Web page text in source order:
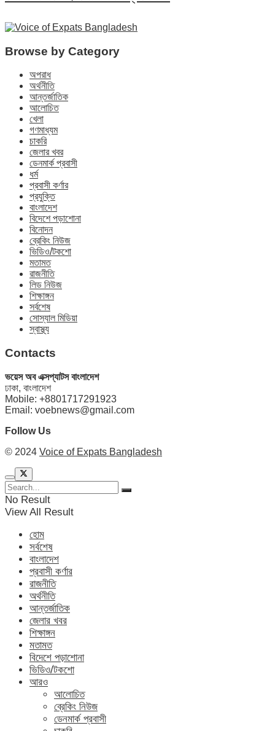
Browse by Category
অপরাধ
অর্থনীতি
আন্তর্জাতিক
আলোচিত
খেলা
গণমাধ্যম
চাকরি
জেলার খবর
ডেনমার্ক প্রবাসী
ধর্ম
প্রবাসী কর্ণার
প্রযুক্তি
বাংলাদেশ
বিদেশে পড়াশোনা
বিনোদন
ব্রেকিং নিউজ
ভিডিও/টকশো
মতামত
রাজনীতি
লিড নিউজ
শিক্ষাঙ্গন
সর্বশেষ
সোস্যাল মিডিয়া
স্বাস্থ্য
Contacts
ভয়েস অব এক্সপ্যাটস বাংলাদেশ
ঢাকা, বাংলাদেশ
Mobile: +8801717291923
Email: voebnews@gmail.com
Follow Us
© 2024 Voice of Expats Bangladesh
No Result
View All Result
হোম
সর্বশেষ
বাংলাদেশ
প্রবাসী কর্ণার
রাজনীতি
অর্থনীতি
আন্তর্জাতিক
জেলার খবর
শিক্ষাঙ্গন
মতামত
বিদেশে পড়াশোনা
ভিডিও/টকশো
আরও
আলোচিত
ব্রেকিং নিউজ
ডেনমার্ক প্রবাসী